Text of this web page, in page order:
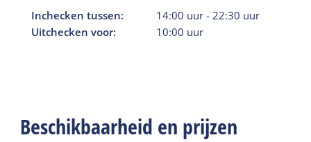
Inchecken tussen: 14:00 uur -22:30 uur
Uitchecken voor:
10:00 uur
Beschikbaarheid en prijzen